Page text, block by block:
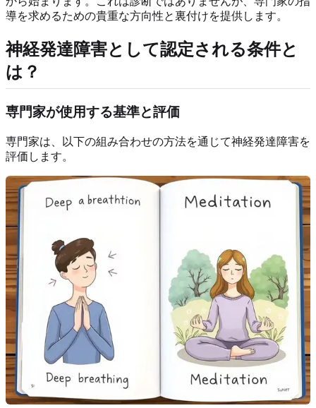
導を求めるための貴重な方向性と裏付けを提供します。
神経発達障害として認定される条件と
は？
専門家が使用する基準と評価
専門家は、以下の組み合わせの方法を通じて神経発達障害を
評価します。